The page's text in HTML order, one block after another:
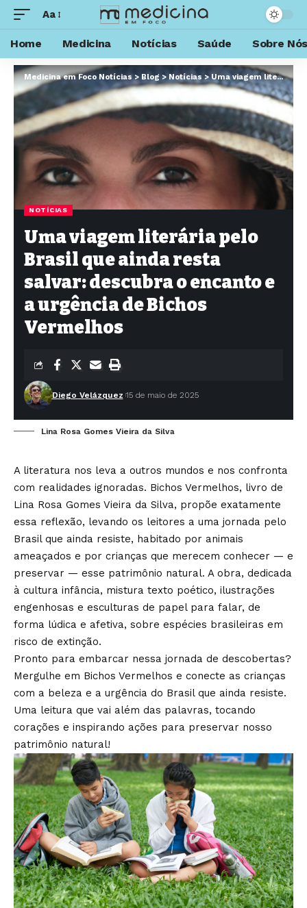
Aa
Home Medicina Notícias Saúde Sobre
Medicina em Foco Notícias> Blog > Notícias >Uma viagem literária pelo Brasil que ainda resta salvar: descubra o encanto e a urgência de Bichos Vermelhos
NOTÍCIAS
Uma viagem literária pelo
Brasil que ainda resta
salvar: descubra o encanto e
a urgência de Bichos
Vermelhos
Diego Velázquez 15 de maio de 2025
Lina Rosa Gomes Vieira da Silva
A literatura nos leva a outros mundos e nos confronta
com realidades ignoradas. Bichos Vermelhos, livro de
Lina Rosa Gomes Vieira da Silva, propõe exatamente
essa reflexão, levando os leitores a uma jornada pelo
Brasil que ainda resiste, habitado por animais
ameaçados e por crianças que merecem conhecer — e
preservar — esse patrimônio natural. A obra, dedicada
à cultura infância, mistura texto poético, ilustrações
engenhosas e esculturas de papel para falar, de
forma lúdica e afetiva, sobre espécies brasileiras em
risco de extinção.
Pronto para embarcar nessa jornada de descobertas?
Mergulhe em Bichos Vermelhos e conecte as crianças
com a beleza e a urgência do Brasil que ainda resiste.
Uma leitura que vai além das palavras, tocando
corações e inspirando ações para preservar nosso
patrimônio natural!